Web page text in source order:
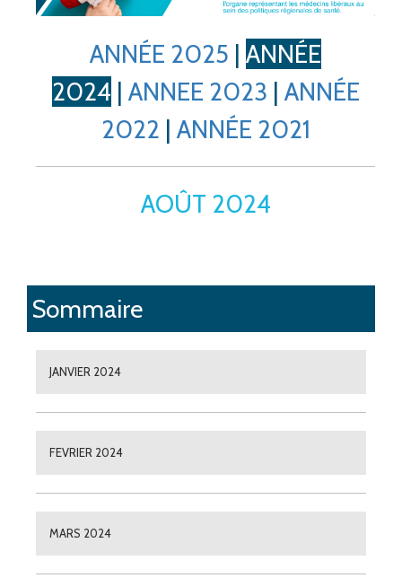
ANNÉE 2025 | ANNÉE
2024 | ANNEE 2023 | ANNÉE
2022 | ANNÉE 2021
AOÛT 2024
Sommaire
JANVIER 2024
FEVRIER 2024
MARS 2024